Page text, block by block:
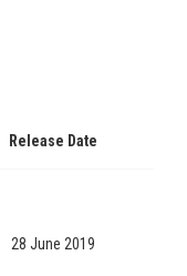
Release Date
28 June 2019